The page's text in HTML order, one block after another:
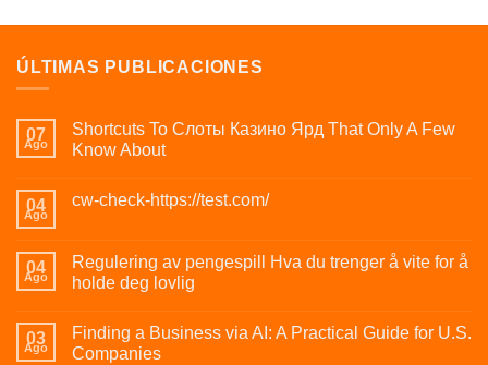
ÚLTIMAS PUBLICACIONES
07
Ago
Shortcuts To Слоты Казино Ярд That Only A Few
Know About
04
Ago
cw-check-https://test.com/
04
Ago
Regulering av pengespill Hva du trenger å vite for å
holde deg lovlig
03
Ago
Finding a Business via AI: A Practical Guide for U.S.
Companies